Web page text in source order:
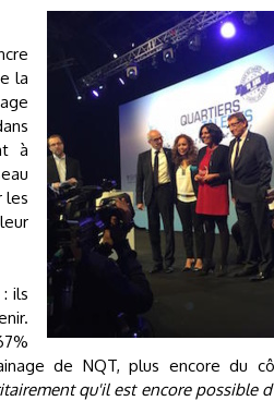
la
à
les
ils
de NQT, plus encore du
qu'il est encore possible